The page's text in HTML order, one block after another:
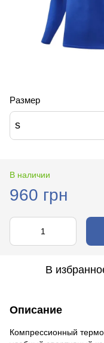
Размер
s
В наличии
960 грн
В
Описание
Компрессионный